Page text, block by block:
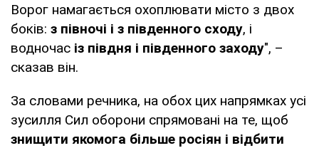
Ворог намагається охоплювати місто з двох
боків: з півночі і з південного сходу, і
водночас із півдня і південного заходу", –
сказав він.
За словами речника, на обох цих напрямках усі
зусилля Сил оборони спрямовані на те, щоб
знищити якомога більше росіян і відбити